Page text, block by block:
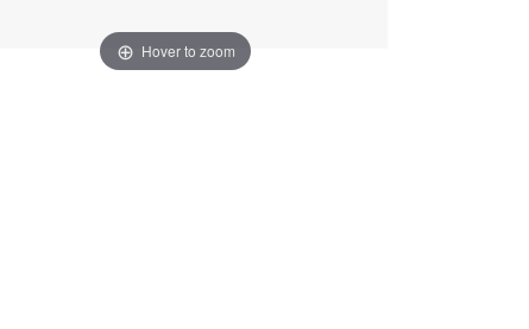
Hover to zoom